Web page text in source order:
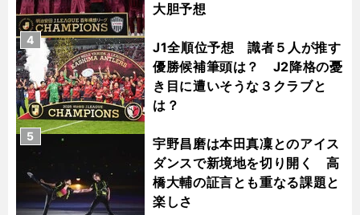
大胆予想
J1全順位予想 識者５人が推す
優勝候補筆頭は？ J2降格の憂
き目に遭いそうな３クラブと
は？
4
宇野昌磨は本田真凜とのアイス
ダンスで新境地を切り開く 高
橋大輔の証言とも重なる課題と
楽しさ
5